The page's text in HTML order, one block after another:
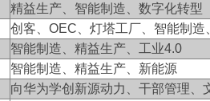
精益生产、智能制造、数字化转型
创客、OEC、灯塔工厂、智能制造
智能制造、精益生产、工业4.0
智能制造、精益生产、新能源
向华为学创新源动力、干部管理、